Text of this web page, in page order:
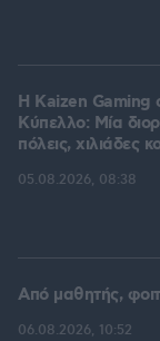
H Kaizen Gaming
Kύπελλο: Μία
πόλεις, χιλιάδες
05.08.2026, 08:38
Από μαθητής,
06.08.2026, 10:52